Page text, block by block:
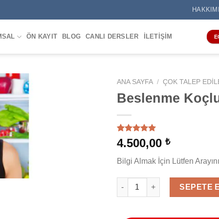
ÖN KAYIT BLOG CANLI DERSLER İLETIŞIM
ANA SAYFA / ÇOK TALEP
Beslenme
4müşteri
puanına
5 üzerinden
aldı
4.500,00 ₺
Bilgi Almak İçin Lütfen
Beslenme Koçluğu Eğitimi
SEPETE